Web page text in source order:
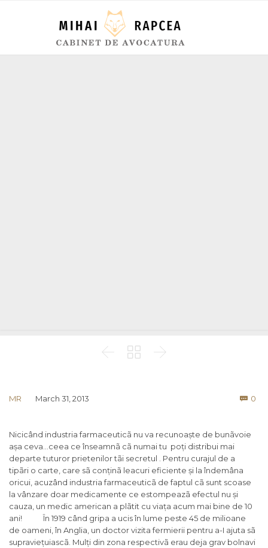
  
MR March 31, 2013  0
Nicicând industria farmaceuticã nu va recunoaște de bunãvoie
așa ceva…ceea ce înseamnã cã numai tu poți distribui mai
departe tuturor prietenilor tãi secretul . Pentru curajul de a
tipãri o carte, care sã conținã leacuri eficiente și la îndemâna
oricui, acuzând industria farmaceuticã de faptul cã sunt scoase
la vânzare doar medicamente ce estompeazã efectul nu și
cauza, un medic american a plãtit cu viața acum mai bine de 10
ani!
În 1919 când gripa a ucis în lume peste 45 de milioane
de oameni, în Anglia, un doctor vizita fermierii pentru a-I ajuta sã
supraviețuiascã. Mulți din zona respectivã erau deja grav bolnavi